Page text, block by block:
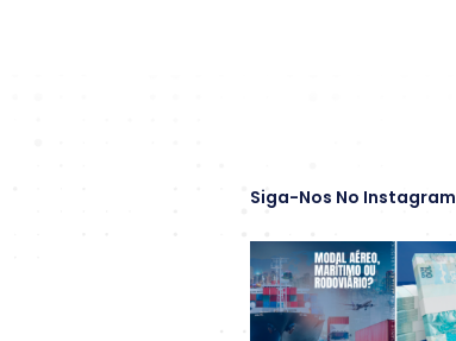
Siga-Nos No Instagram